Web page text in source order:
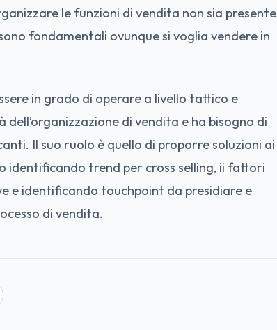
le funzioni di vendita non sia presente
fondamentali ovunque si voglia vendere in
in grado di operare a livello tattico e
di vendita e ha bisogno di
Il suo ruolo è quello di proporre soluzioni ai
identificando trend per cross selling, ii fattori
e identificando touchpoint da presidiare e
di vendita.